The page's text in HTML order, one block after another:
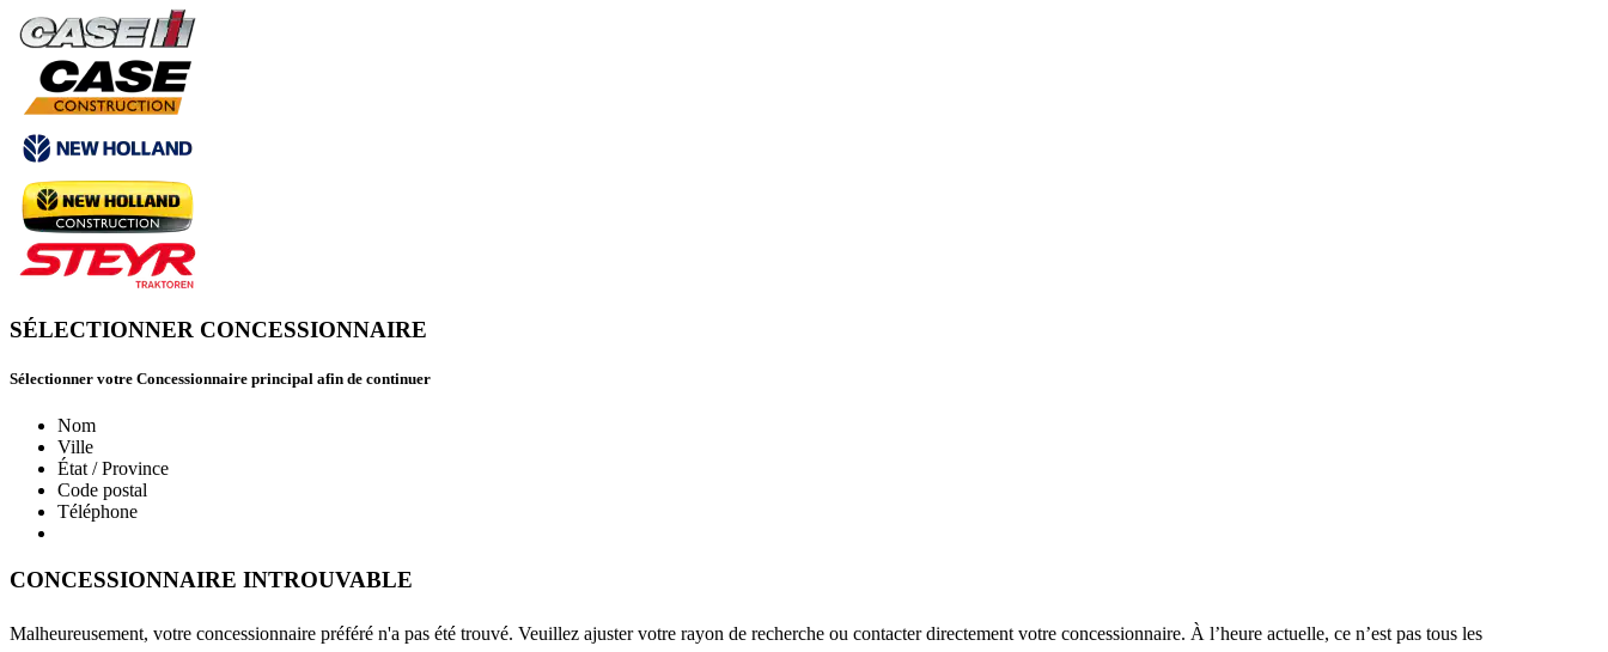
SÉLECTIONNER CONCESSIONNAIRE
Sélectionner votre Concessionnaire principal afin de continuer
Nom
Ville
État / Province
Code postal
Téléphone
CONCESSIONNAIRE INTROUVABLE
Malheureusement, votre concessionnaire préféré n'a pas été trouvé. Veuillez ajuster votre rayon de recherche ou contacter directement votre concessionnaire. À l’heure actuelle, ce n’est pas tous les